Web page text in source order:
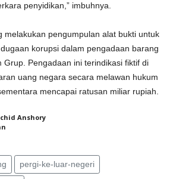
penyidikan,” imbuhnya.
melakukan pengumpulan alat bukti untuk
korupsi dalam pengadaan barang
Grup. Pengadaan ini terindikasi fiktif di
uang negara secara melawan hukum
mencapai ratusan miliar rupiah.
Anshory
pergi-ke-luar-negeri